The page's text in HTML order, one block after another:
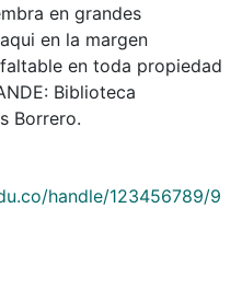
en grandes
en la margen
en toda propiedad
Biblioteca
Borrero.
handle/123456789/9